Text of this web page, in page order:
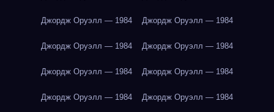
Джордж Оруэлл — 1984 Джордж Оруэлл — 1984
Джордж Оруэлл — 1984 Джордж Оруэлл — 1984
Джордж Оруэлл — 1984 Джордж Оруэлл — 1984
Джордж Оруэлл — 1984 Джордж Оруэлл — 1984